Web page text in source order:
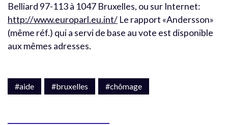
Belliard 97-113 à 1047 Bruxelles, ou sur Internet:
http://www.europarl.eu.int/ Le rapport «Andersson»
(même réf.) qui a servi de base au vote est disponible
aux mêmes adresses.
#aide #bruxelles #chômage